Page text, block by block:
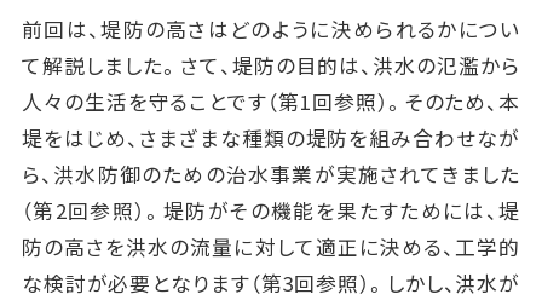
前回は、堤防の高さはどのように決められるかについ
て解説しました。さて、堤防の目的は、洪水の氾濫から
人々の生活を守ることです（第1回参照）。そのため、本
堤をはじめ、さまざまな種類の堤防を組み合わせなが
ら、洪水防御のための治水事業が実施されてきました
（第2回参照）。堤防がその機能を果たすためには、堤
防の高さを洪水の流量に対して適正に決める、工学的
な検討が必要となります（第3回参照）。しかし、洪水が